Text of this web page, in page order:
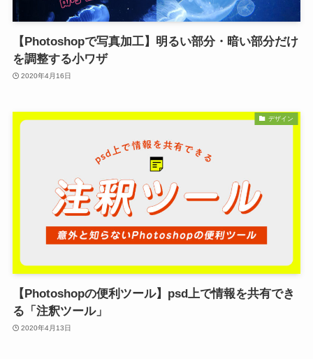
【Photoshopで写真加工】明るい部分・暗い部分だけ
を調整する小ワザ
2020年4月16日
デザイン
【Photoshopの便利ツール】psd上で情報を共有でき
る「注釈ツール」
2020年4月13日